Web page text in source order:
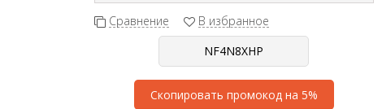
Сравнение В избранное
Скопировать промокод на 5%